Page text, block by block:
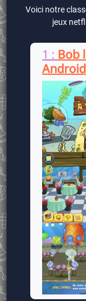
Voici notre
jeux
1 : Bob
Android